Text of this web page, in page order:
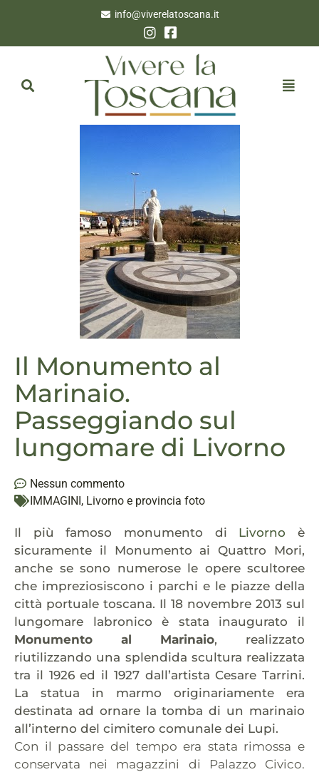
info@viverelatoscana.it
Il Monumento al
Marinaio.
Passeggiando sul
lungomare di Livorno
Nessun commento
IMMAGINI, Livorno e provincia foto
Il più famoso monumento di Livornoè
sicuramente il Monumento ai Quattro Mori,
anche se sono numerose le opere scultoree
che impreziosiscono i parchi e le piazze della
città portuale toscana. Il 18 novembre 2013 sul
lungomare labronico è stata inaugurato il
Monumento al Marinaio, realizzato
riutilizzando una splendida scultura realizzata
tra il 1926 ed il 1927 dall’artista Cesare Tarrini.
La statua in marmo originariamente era
destinata ad ornare la tomba di un marinaio
all’interno del cimitero comunale dei Lupi.
Con il passare del tempo era stata rimossa e
conservata nei magazzini di Palazzo Civico.